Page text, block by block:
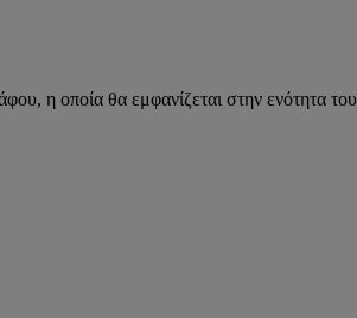
η οποία θα εμφανίζεται στην ενότητα